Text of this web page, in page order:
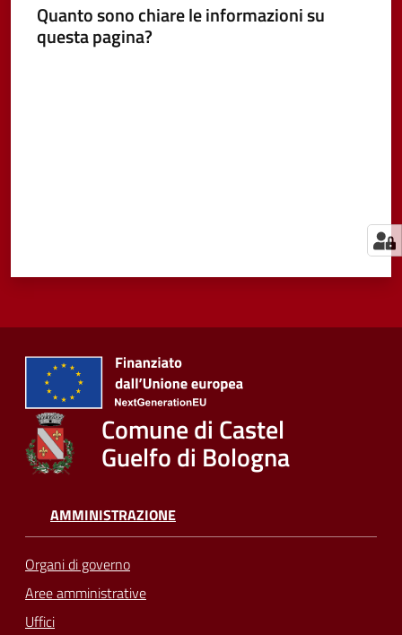
Quanto sono chiare le informazioni su
questa pagina?
Comune di Castel
Guelfo di Bologna
AMMINISTRAZIONE
Organi di governo
Aree amministrative
Uffici